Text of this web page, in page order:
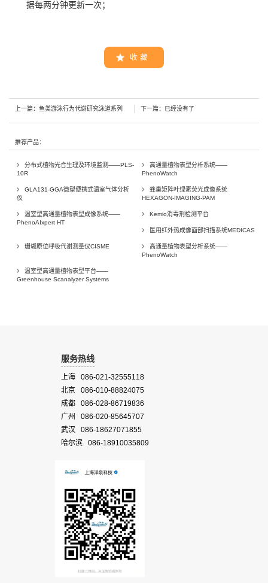
据每两分钟更新一次；
收 藏
上一篇： 鱼类游泳行为代谢研究泳道系列 下一篇：已经没有了
推荐产品：
分布式植物光合生理及环境监测——PLS-
10R
高通量植物表型分析系统——
PhenoWatch
GLA131-GGA微型便携式温室气体分析
仪
蜂巢矩阵叶绿素荧光成像系统
HEXAGON-IMAGING-PAM
温室型高通量植物表型成像系统——
PhenoAIxpert HT
Kemio消毒剂检测平台
医用红外热成像面部扫描系统MEDICAS
珊瑚原位呼吸代谢测量仪CISME
高通量植物表型分析系统——
PhenoWatch
温室型高通量植物表型平台——
Greenhouse Scanalyzer Systems
服务热线
上海 086-021-32555118
北京 086-010-88824075
成都 086-028-86719836
广州 086-020-85645707
武汉 086-18627071855
哈尔滨 086-18910035809